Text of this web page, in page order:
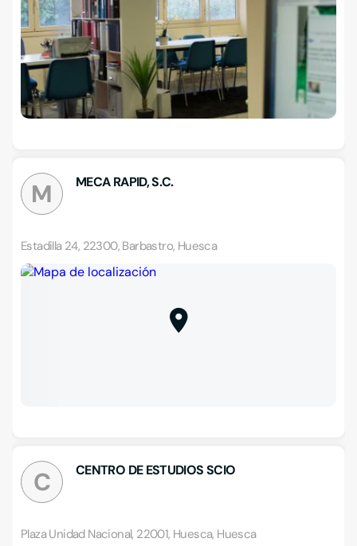
M MECA RAPID, S.C.
Estadilla 24, 22300, Barbastro, Huesca
C CENTRO DE ESTUDIOS SCIO
Plaza Unidad Nacional, 22001, Huesca, Huesca